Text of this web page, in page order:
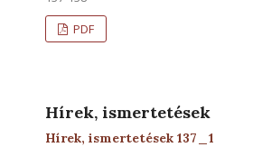
PDF
Hírek, ismertetések
Hírek, ismertetések 137_1